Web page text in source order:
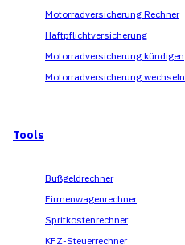
Motorradversicherung Rechner
Haftpflichtversicherung
Motorradversicherung kündigen
Motorradversicherung wechseln
Tools
Bußgeldrechner
Firmenwagenrechner
Spritkostenrechner
KFZ-Steuerrechner